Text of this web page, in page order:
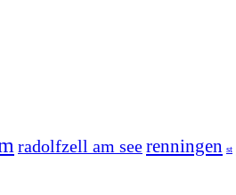
radolfzell am seerenningen st